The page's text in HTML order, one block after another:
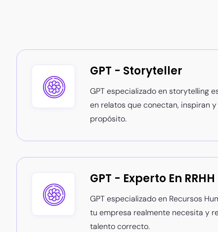
GPT - Storyteller
GPT especializado en storytelling
en relatos que conectan, inspiran
propósito.
GPT - Experto En RRHH
GPT especializado en Recursos
tu empresa realmente necesita y
talento correcto.